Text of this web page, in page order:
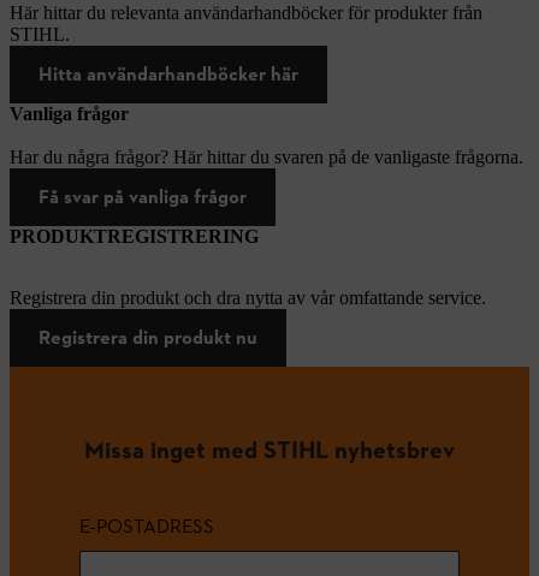
Här hittar du relevanta användarhandböcker för produkter från
STIHL.
Hitta användarhandböcker här
Vanliga frågor
Har du några frågor? Här hittar du svaren på de vanligaste frågorna.
Få svar på vanliga frågor
PRODUKTREGISTRERING
Registrera din produkt och dra nytta av vår omfattande service.
Registrera din produkt nu
Missa inget med STIHL nyhetsbrev
E-POSTADRESS